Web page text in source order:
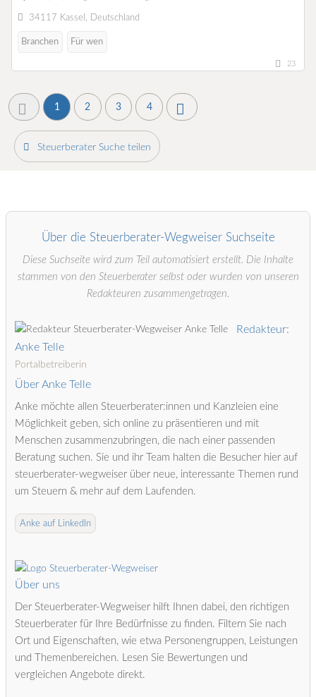
34117 Kassel, Deutschland
Branchen Für wen
23
1 2 3 4
Steuerberater Suche teilen
Über die Steuerberater-Wegweiser Suchseite
Diese Suchseite wird zum Teil automatisiert erstellt. Die Inhalte
stammen von den Steuerberater selbst oder wurden von unseren
Redakteuren zusammengetragen.
Redakteur:
Anke Telle
Portalbetreiberin
Über Anke Telle
Anke möchte allen Steuerberater:innen und Kanzleien eine
Möglichkeit geben, sich online zu präsentieren und mit
Menschen zusammenzubringen, die nach einer passenden
Beratung suchen. Sie und ihr Team halten die Besucher hier auf
steuerberater-wegweiser über neue, interessante Themen rund
um Steuern & mehr auf dem Laufenden.
Anke auf LinkedIn
Über uns
Der Steuerberater-Wegweiser hilft Ihnen dabei, den richtigen
Steuerberater für Ihre Bedürfnisse zu finden. Filtern Sie nach
Ort und Eigenschaften, wie etwa Personengruppen, Leistungen
und Themenbereichen. Lesen Sie Bewertungen und
vergleichen Angebote direkt.